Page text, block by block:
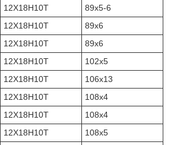
12Х18Н10Т
89х5-6
12Х18Н10Т
89х6
12Х18Н10Т
89х6
12Х18Н10Т
102х5
12Х18Н10Т
106х13
12Х18Н10Т
108х4
12Х18Н10Т
108х4
12Х18Н10Т
108х5